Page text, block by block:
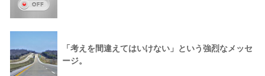
「考えを間違えてはいけない」という強烈なメッセ
ージ。